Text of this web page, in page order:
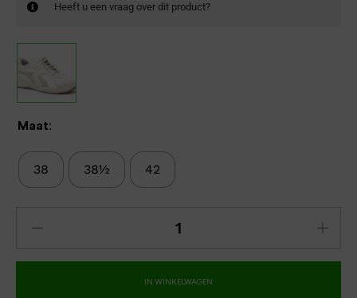
Heeft u een vraag over dit product?
Maat:
38 38½ 42
IN WINKELWAGEN